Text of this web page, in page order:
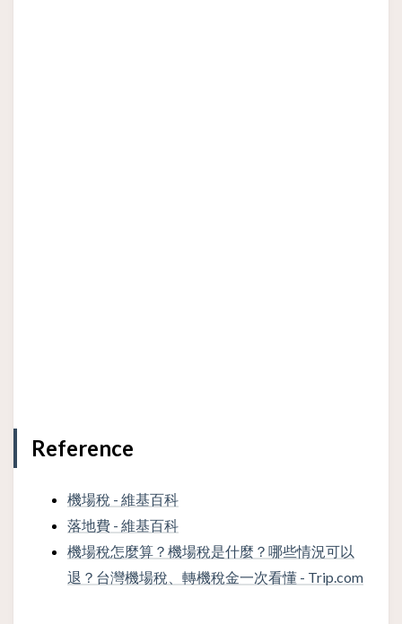
Reference
機場稅 - 維基百科
落地費 - 維基百科
機場稅怎麼算？機場稅是什麼？哪些情況可以
退？台灣機場稅、轉機稅金一次看懂 - Trip.com